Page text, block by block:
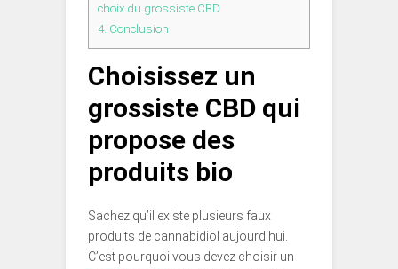
choix du grossiste CBD
4. Conclusion
Choisissez un
grossiste CBD qui
propose des
produits bio
Sachez qu’il existe plusieurs faux
produits de cannabidiol aujourd’hui.
C’est pourquoi vous devez choisir un